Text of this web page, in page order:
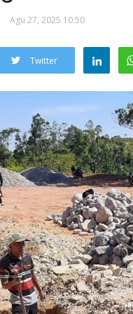
Agu 27, 2025 10:50
Twitter